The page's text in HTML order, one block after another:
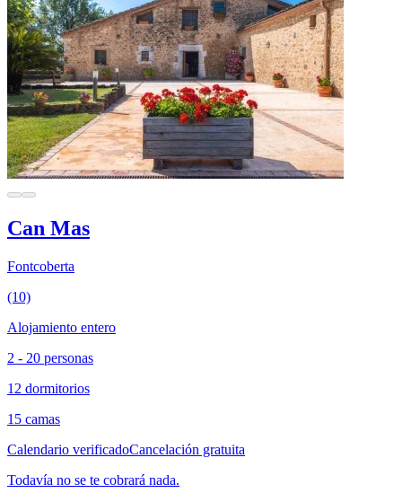
Can Mas
Fontcoberta
(10)
Alojamiento entero
2 - 20 personas
12 dormitorios
15 camas
Calendario verificadoCancelación gratuita
Todavía no se te cobrará nada.